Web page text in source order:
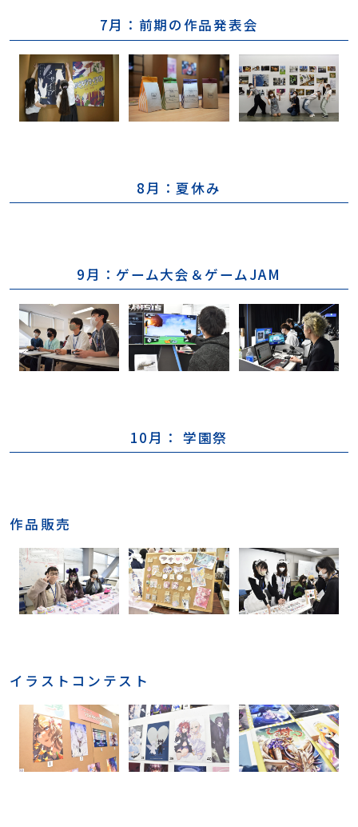
7月：前期の作品発表会
8月：夏休み
9月：ゲーム大会＆ゲームJAM
10月： 学園祭
作品販売
イラストコンテスト